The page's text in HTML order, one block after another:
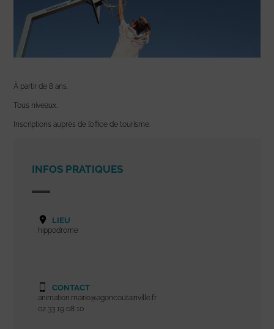
À partir de 8 ans.
Tous niveaux.
Inscriptions auprès de l’office de tourisme.
INFOS PRATIQUES
LIEU
hippodrome
CONTACT
animation.mairie@agoncoutainville.fr
02 33 19 08 10